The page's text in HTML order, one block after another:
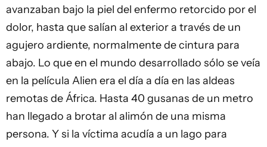
avanzaban bajo la piel del enfermo retorcido por el
dolor, hasta que salían al exterior a través de un
agujero ardiente, normalmente de cintura para
abajo. Lo que en el mundo desarrollado sólo se veía
en la película Alien era el día a día en las aldeas
remotas de África. Hasta 40 gusanas de un metro
han llegado a brotar al alimón de una misma
persona. Y si la víctima acudía a un lago para